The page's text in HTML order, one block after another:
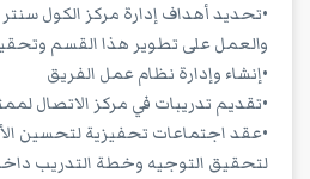
•تحديد أهداف إدارة مركز الكول سنتر
والعمل على تطوير هذا القسم
•إنشاء وإدارة نظام عمل الفريق
•تقديم تدريبات في مركز الاتصال
•عقد اجتماعات تحفيزية لتحسين
لتحقيق التوجيه وخطة التدريب